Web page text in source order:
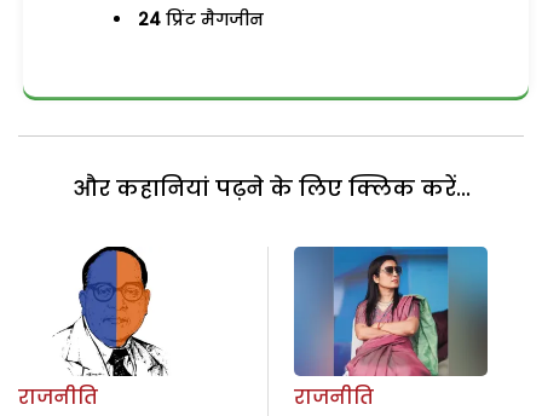
24 प्रिंट मैगजीन
और कहानियां पढ़ने के लिए क्लिक करें...
राजनीति
राजनीति